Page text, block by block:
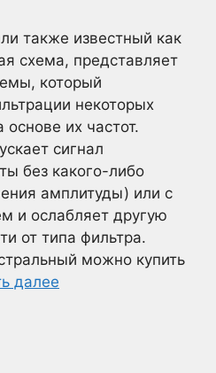
также известный как
схема, представляет
который
некоторых
их частот.
сигнал
без какого-либо
амплитуды) или с
и ослабляет другую
от типа фильтра.
можно купить
далее